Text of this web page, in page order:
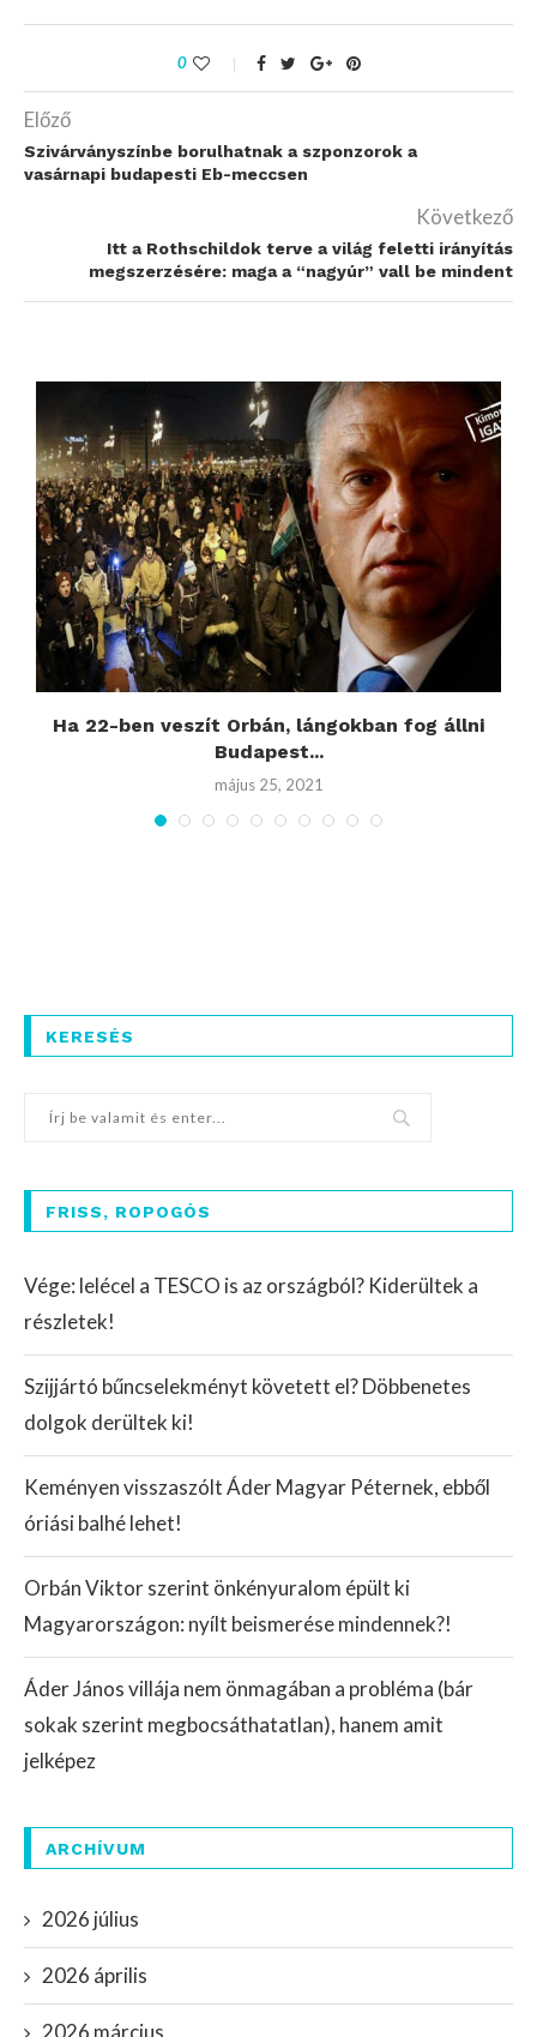
0
Előző
Szivárványszínbe borulhatnak a szponzorok a
vasárnapi budapesti Eb-meccsen
Következő
Itt a Rothschildok terve a világ feletti irányítás
megszerzésére: maga a “nagyúr” vall be mindent
Ha 22-ben veszít Orbán, lángokban fog állni
Budapest...
május 25, 2021
KERESÉS
FRISS, ROPOGÓS
Vége: lelécel a TESCO is az országból? Kiderültek a
részletek!
Szijjártó bűncselekményt követett el? Döbbenetes
dolgok derültek ki!
Keményen visszaszólt Áder Magyar Péternek, ebből
óriási balhé lehet!
Orbán Viktor szerint önkényuralom épült ki
Magyarországon: nyílt beismerése mindennek?!
Áder János villája nem önmagában a probléma (bár
sokak szerint megbocsáthatatlan), hanem amit
jelképez
ARCHÍVUM
2026 július
2026 április